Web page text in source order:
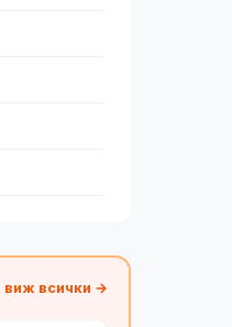
виж всички →